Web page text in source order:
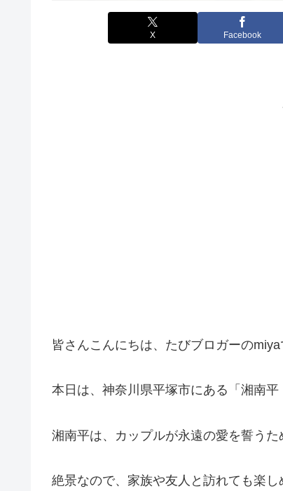
X Facebook
皆さんこんにちは、たびブロガーのmiya
本日は、神奈川県平塚市にある「湘南
湘南平は、カップルが永遠の愛を誓う
絶景なので、家族や友人と訪れても楽し